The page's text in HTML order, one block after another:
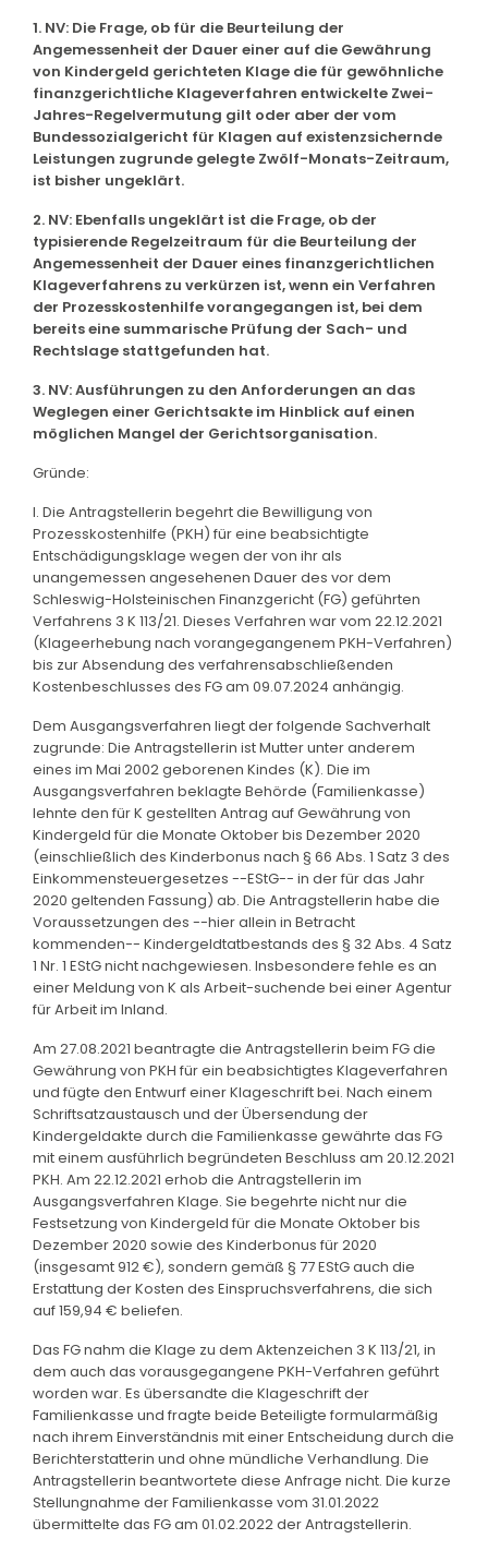
1. NV: Die Frage, ob für die Beurteilung der
Angemessenheit der Dauer einer auf die Gewährung
von Kindergeld gerichteten Klage die für gewöhnliche
finanzgerichtliche Klageverfahren entwickelte Zwei-
Jahres-Regelvermutung gilt oder aber der vom
Bundessozialgericht für Klagen auf existenzsichernde
Leistungen zugrunde gelegte Zwölf-Monats-Zeitraum,
ist bisher ungeklärt.
2. NV: Ebenfalls ungeklärt ist die Frage, ob der
typisierende Regelzeitraum für die Beurteilung der
Angemessenheit der Dauer eines finanzgerichtlichen
Klageverfahrens zu verkürzen ist, wenn ein Verfahren
der Prozesskostenhilfe vorangegangen ist, bei dem
bereits eine summarische Prüfung der Sach- und
Rechtslage stattgefunden hat.
3. NV: Ausführungen zu den Anforderungen an das
Weglegen einer Gerichtsakte im Hinblick auf einen
möglichen Mangel der Gerichtsorganisation.
Gründe:
I. Die Antragstellerin begehrt die Bewilligung von
Prozesskostenhilfe (PKH) für eine beabsichtigte
Entschädigungsklage wegen der von ihr als
unangemessen angesehenen Dauer des vor dem
Schleswig-Holsteinischen Finanzgericht (FG) geführten
Verfahrens 3 K 113/21. Dieses Verfahren war vom 22.12.2021
(Klageerhebung nach vorangegangenem PKH-Verfahren)
bis zur Absendung des verfahrensabschließenden
Kostenbeschlusses des FG am 09.07.2024 anhängig.
Dem Ausgangsverfahren liegt der folgende Sachverhalt
zugrunde: Die Antragstellerin ist Mutter unter anderem
eines im Mai 2002 geborenen Kindes (K). Die im
Ausgangsverfahren beklagte Behörde (Familienkasse)
lehnte den für K gestellten Antrag auf Gewährung von
Kindergeld für die Monate Oktober bis Dezember 2020
(einschließlich des Kinderbonus nach § 66 Abs. 1 Satz 3 des
Einkommensteuergesetzes --EStG-- in der für das Jahr
2020 geltenden Fassung) ab. Die Antragstellerin habe die
Voraussetzungen des --hier allein in Betracht
kommenden-- Kindergeldtatbestands des § 32 Abs. 4 Satz
1 Nr. 1 EStG nicht nachgewiesen. Insbesondere fehle es an
einer Meldung von K als Arbeit-suchende bei einer Agentur
für Arbeit im Inland.
Am 27.08.2021 beantragte die Antragstellerin beim FG die
Gewährung von PKH für ein beabsichtigtes Klageverfahren
und fügte den Entwurf einer Klageschrift bei. Nach einem
Schriftsatzaustausch und der Übersendung der
Kindergeldakte durch die Familienkasse gewährte das FG
mit einem ausführlich begründeten Beschluss am 20.12.2021
PKH. Am 22.12.2021 erhob die Antragstellerin im
Ausgangsverfahren Klage. Sie begehrte nicht nur die
Festsetzung von Kindergeld für die Monate Oktober bis
Dezember 2020 sowie des Kinderbonus für 2020
(insgesamt 912 €), sondern gemäß § 77 EStG auch die
Erstattung der Kosten des Einspruchsverfahrens, die sich
auf 159,94 € beliefen.
Das FG nahm die Klage zu dem Aktenzeichen 3 K 113/21, in
dem auch das vorausgegangene PKH-Verfahren geführt
worden war. Es übersandte die Klageschrift der
Familienkasse und fragte beide Beteiligte formularmäßig
nach ihrem Einverständnis mit einer Entscheidung durch die
Berichterstatterin und ohne mündliche Verhandlung. Die
Antragstellerin beantwortete diese Anfrage nicht. Die kurze
Stellungnahme der Familienkasse vom 31.01.2022
übermittelte das FG am 01.02.2022 der Antragstellerin.